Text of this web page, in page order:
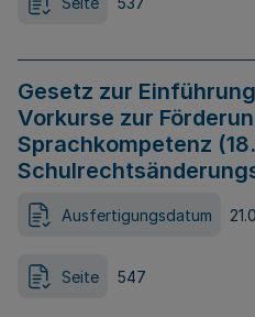
Gesetz zur
Vorkurse zur
Sprachkompetenz (18.
Ausfertigungsdatum
Seite 547